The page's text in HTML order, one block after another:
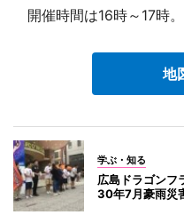
開催時間は16時～17時。
地
学ぶ・知る
広島ドラゴンフ
30年7月豪雨災